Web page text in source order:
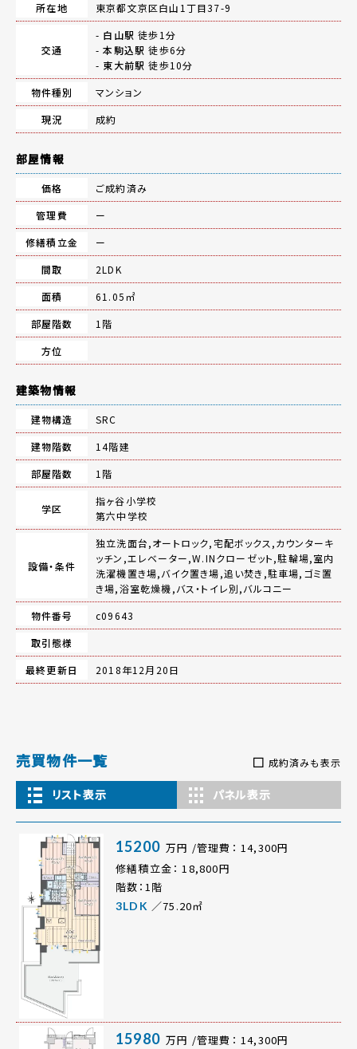
所在地
東京都文京区白山1丁目37-9
交通
- 白山駅 徒歩1分
-本駒込駅 徒歩6分
- 東大前駅 徒歩10分
物件種別
マンション
現況
成約
部屋情報
価格
ご成約済み
管理費
ー
修繕積立金
ー
間取
2LDK
面積
61.05㎡
部屋階数
1階
方位
建築物情報
建物構造
SRC
建物階数
14階建
部屋階数
1階
学区
指ヶ谷小学校
第六中学校
設備・条件
独立洗面台,オートロック,宅配ボックス,カウンターキ
ッチン,エレベーター,W.INクローゼット,駐輪場,室内
洗濯機置き場,バイク置き場,追い焚き,駐車場,ゴミ置
き場,浴室乾燥機,バス・トイレ別,バルコニー
物件番号
c09643
取引態様
最終更新日
2018年12月20日
売買物件一覧 成約済みも表示
リスト表示 パネル表示
15200 万円 /管理費： 14,300円
修繕積立金： 18,800円
階数：1階
3LDK ／75.20㎡
15980 万円 /管理費： 14,300円